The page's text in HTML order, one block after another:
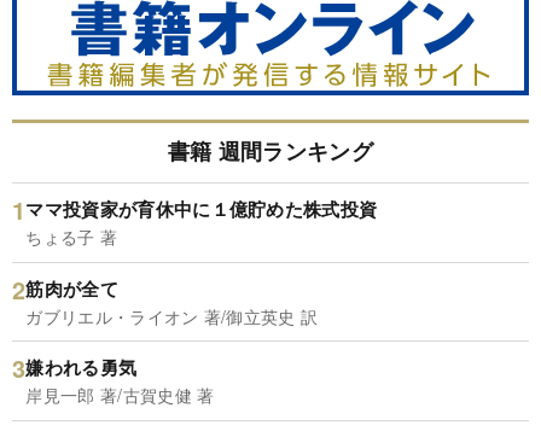
書籍 週間ランキング
ママ投資家が育休中に１億貯めた株式投資
ちょる子 著
筋肉が全て
ガブリエル・ライオン 著/御立英史 訳
嫌われる勇気
岸見一郎 著/古賀史健 著